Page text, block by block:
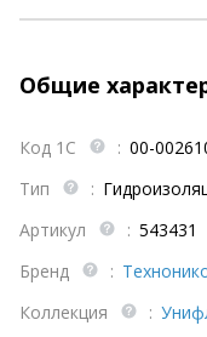
Общие
Код 1С : 00-
Тип
:
Артикул
: 543431
Бренд
:
Коллекция
: